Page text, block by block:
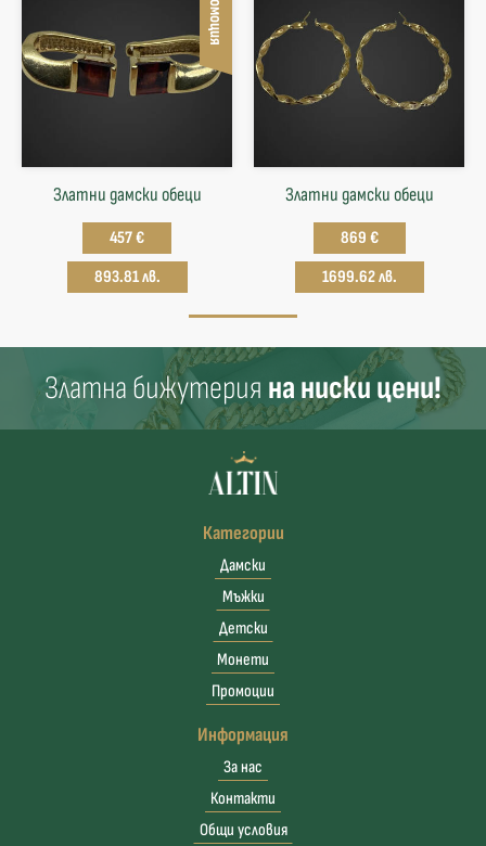
Промоция
Златни дамски обеци
457 €
893.81 лв.
Златни дамски обеци
869 €
1699.62 лв.
Златна бижутерия на ниски цени!
Категории
Дамски
Мъжки
Детски
Монети
Промоции
Информация
За нас
Контакти
Общи условия